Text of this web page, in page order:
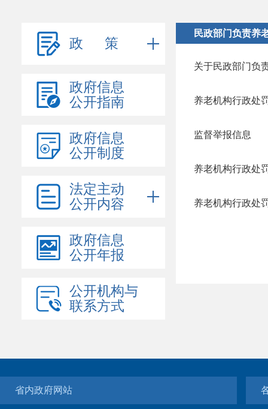
政 策
政府信息
公开指南
政府信息
公开制度
法定主动
公开内容
政府信息
公开年报
公开机构与
联系方式
民政部门负责养
关于民政部门负
养老机构行政处
监督举报信息
养老机构行政处
养老机构行政处
省内政府网站